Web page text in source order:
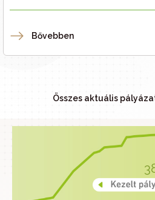
Bővebben
Összes aktuális